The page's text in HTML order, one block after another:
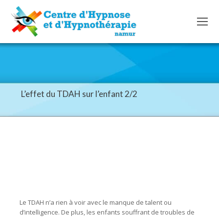
L’effet du TDAH sur l’enfant 2/2
Le TDAH n’a rien à voir avec le manque de talent ou
d’intelligence. De plus, les enfants souffrant de troubles de